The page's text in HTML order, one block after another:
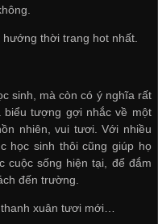
thời trang hot nhất.
sinh, mà còn có ý nghĩa rất
tượng gợi nhắc về một
nhiên, vui tươi. Với nhiều
học sinh thôi cũng giúp họ
cuộc sống hiện tại, để đắm
đến trường.
xuân tươi mới…